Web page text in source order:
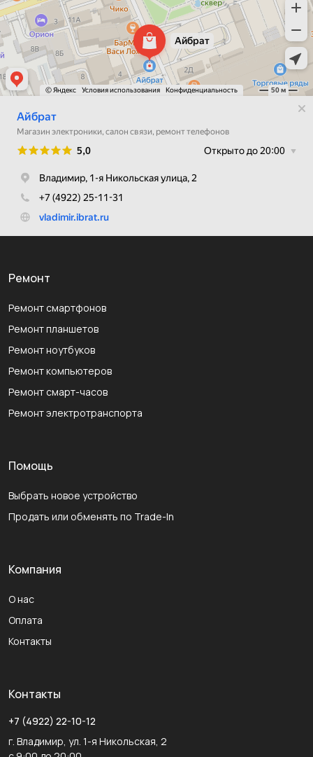
Ремонт
Ремонт смартфонов
Ремонт планшетов
Ремонт ноутбуков
Ремонт компьютеров
Ремонт смарт-часов
Ремонт электротранспорта
Помощь
Выбрать новое устройство
Продать или обменять по Trade-In
Компания
О нас
Оплата
Контакты
Контакты
+7 (4922) 22-10-12
г. Владимир, ул. 1-я Никольская, 2